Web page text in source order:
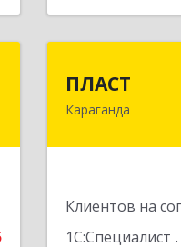
ПЛАСТ
Караганда
Клиентов на
1С:Специалист